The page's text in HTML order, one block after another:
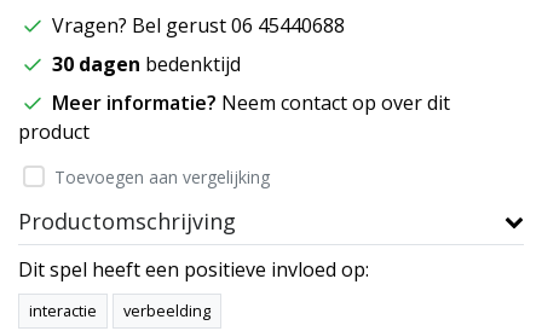
Vragen? Bel gerust 06 45440688
30 dagen bedenktijd
Meer informatie? Neem contact op over dit
product
Toevoegen aan vergelijking
Productomschrijving
Dit spel heeft een positieve invloed op:
interactie verbeelding